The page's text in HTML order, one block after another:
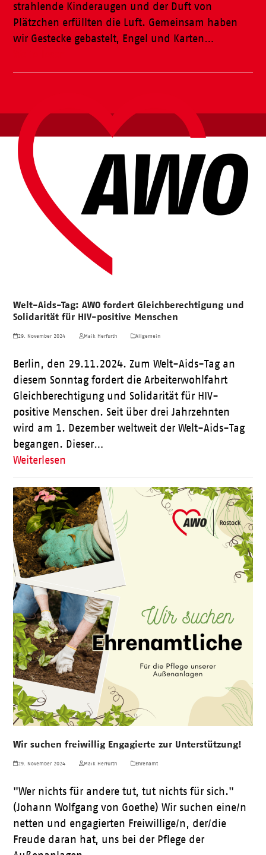
strahlende Kinderaugen und der Duft von
Plätzchen erfüllten die Luft. Gemeinsam haben
wir Gestecke gebastelt, Engel und Karten…
Welt-Aids-Tag: AWO fordert Gleichberechtigung und
Solidarität für HIV-positive Menschen
29. November 2024 Maik Herfurth Allgemein
Berlin, den 29.11.2024. Zum Welt-Aids-Tag an
diesem Sonntag fordert die Arbeiterwohlfahrt
Gleichberechtigung und Solidarität für HIV-
positive Menschen. Seit über drei Jahrzehnten
wird am 1. Dezember weltweit der Welt-Aids-Tag
begangen. Dieser…
Weiterlesen
Wir suchen freiwillig Engagierte zur Unterstützung!
29. November 2024 Maik Herfurth Ehrenamt
"Wer nichts für andere tut, tut nichts für sich."
(Johann Wolfgang von Goethe) Wir suchen eine/n
netten und engagierten Freiwillige/n, der/die
Freude daran hat, uns bei der Pflege der